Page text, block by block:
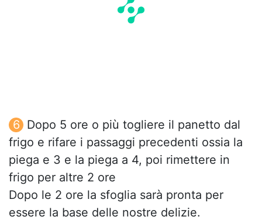
Dopo 5 ore o più togliere il panetto dal
frigo e rifare i passaggi precedenti ossia la
piega e 3 e la piega a 4, poi rimettere in
frigo per altre 2 ore
Dopo le 2 ore la sfoglia sarà pronta per
essere la base delle nostre delizie.